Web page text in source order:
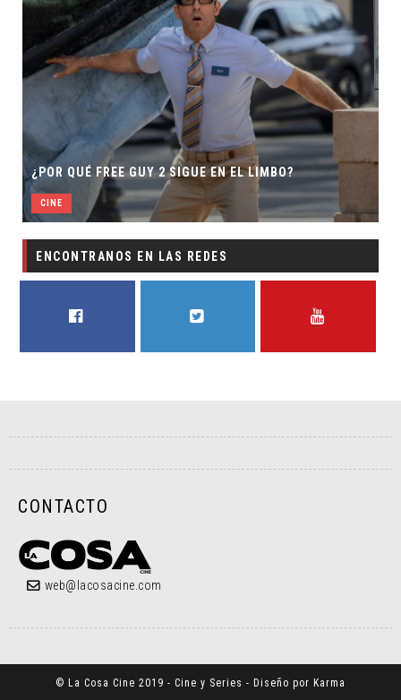
¿POR QUÉ FREE GUY 2 SIGUE EN EL LIMBO?
CINE
ENCONTRANOS EN LAS REDES
CONTACTO
web@lacosacine.com
© La Cosa Cine 2019 - Cine y Series - Diseño por Karma